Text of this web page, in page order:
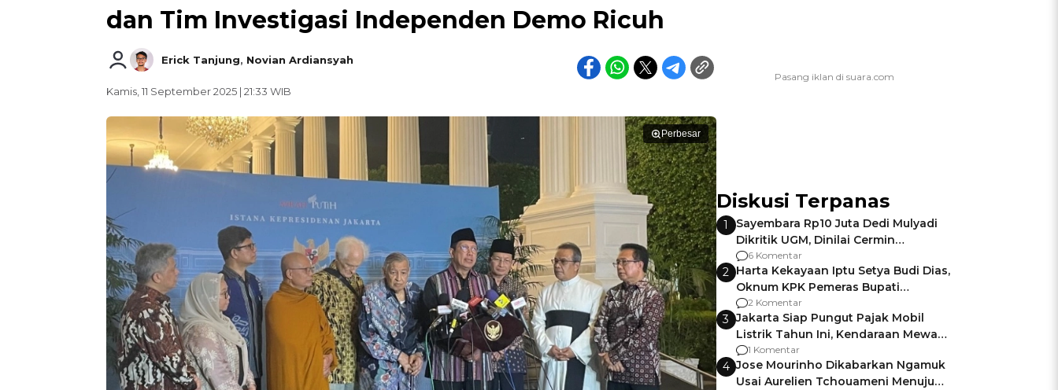
dan Tim Investigasi Independen Demo Ricuh
Erick Tanjung, Novian Ardiansyah
Kamis, 11 September 2025 | 21:33 WIB
Perbesar
Diskusi Terpanas
1
Sayembara Rp10 Juta Dedi Mulyadi
Dikritik UGM, Dinilai Cermin
Gagalnya Negara Jamin Keamanan
6 Komentar
2 Harta Kekayaan Iptu Setya Budi Dias,
Oknum KPK Pemeras Bupati
Pemalang
2 Komentar
3 Jakarta Siap Pungut Pajak Mobil
Listrik Tahun Ini, Kendaraan Mewah
Kena hingga 75% PKB
1 Komentar
4 Jose Mourinho Dikabarkan Ngamuk
Usai Aurelien Tchouameni Menuju